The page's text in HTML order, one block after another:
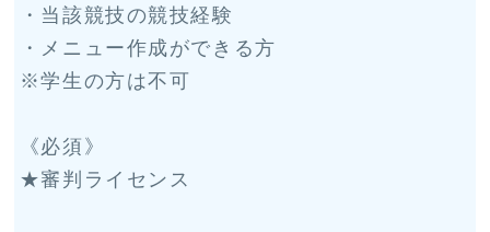
・当該競技の競技経験
・メニュー作成ができる方
※学生の方は不可
《必須》
★審判ライセンス